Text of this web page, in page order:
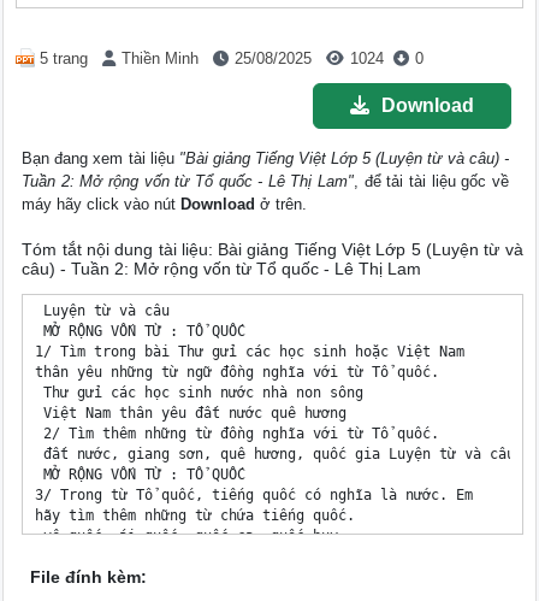
5 trang Thiền Minh 25/08/2025 1024 0
Download
Bạn đang xem tài liệu "Bài giảng Tiếng Việt Lớp 5 (Luyện từ và câu) -
Tuần 2: Mở rộng vốn từ Tổ quốc - Lê Thị Lam", để tải tài liệu gốc về
máy hãy click vào nút Download ở trên.
Tóm tắt nội dung tài liệu: Bài giảng Tiếng Việt Lớp 5 (Luyện từ và
câu) - Tuần 2: Mở rộng vốn từ Tổ quốc - Lê Thị Lam
Luyện từ và câu
MỞ RỘNG VỐN TỪ : TỔ QUỐC
1/ Tìm trong bài Thư gửi các học sinh hoặc Việt Nam
thân yêu những từ ngữ đồng nghĩa với từ Tổ quốc.
Thư gửi các học sinh nước nhà non sông
Việt Nam thân yêu đất nước quê hương
2/ Tìm thêm những từ đồng nghĩa với từ Tổ quốc.
đất nước, giang sơn, quê hương, quốc gia Luyện từ và câu
MỞ RỘNG VỐN TỪ : TỔ QUỐC
3/ Trong từ Tổ quốc, tiếng quốc có nghĩa là nước. Em
hãy tìm thêm những từ chứa tiếng quốc.
vệ quốc, ái quốc, quốc ca, quốc huy,
quốc kì, quốc hiệu, quốc tế , quốc tế ca
File đính kèm: